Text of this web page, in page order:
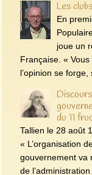
Les
En
joue un
Française. «
l’opinion se forge,
du 11
Tallien le 28 août
« L’organisation
gouvernement va
de